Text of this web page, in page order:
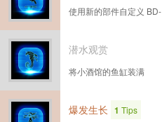
使用新的部件自定义
潜水观赏
将小酒馆的鱼缸装满
爆发生长 1 Tips